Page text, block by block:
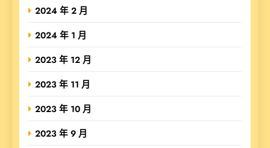
2024 年 2 月
2024 年 1 月
2023 年 12 月
2023 年 11 月
2023 年 10 月
2023 年 9 月